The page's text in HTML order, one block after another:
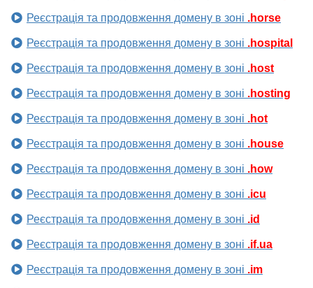
Реєстрація та продовження домену в зоні .horse
Реєстрація та продовження домену в зоні .hospital
Реєстрація та продовження домену в зоні .host
Реєстрація та продовження домену в зоні .hosting
Реєстрація та продовження домену в зоні .hot
Реєстрація та продовження домену в зоні .house
Реєстрація та продовження домену в зоні .how
Реєстрація та продовження домену в зоні .icu
Реєстрація та продовження домену в зоні .id
Реєстрація та продовження домену в зоні .if.ua
Реєстрація та продовження домену в зоні .im